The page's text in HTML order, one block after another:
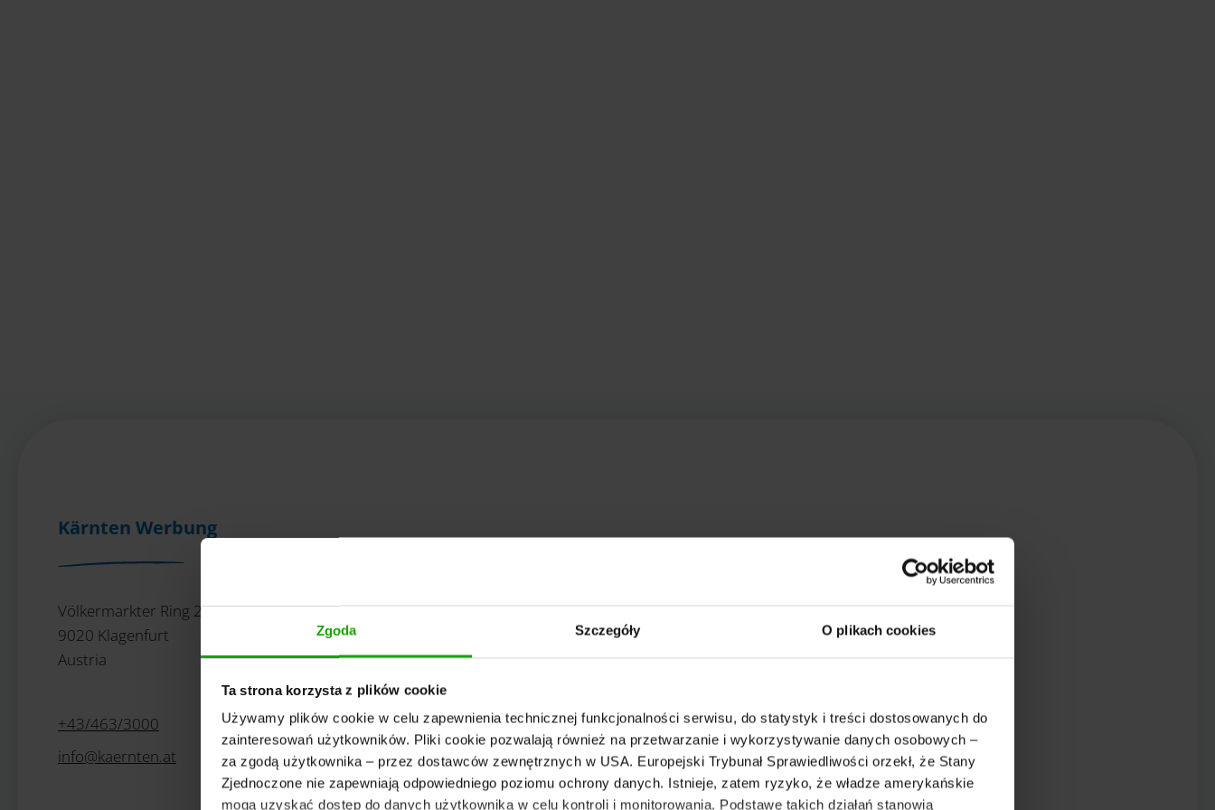
Zgoda Szczegóły O plikach cookies
Ta strona korzysta z plików cookie
Używamy plików cookie w celu zapewnienia technicznej funkcjonalności serwisu, do statystyk i treści dostosowanych do
zainteresowań użytkowników. Pliki cookie pozwalają również na przetwarzanie i wykorzystywanie danych osobowych –
za zgodą użytkownika – przez dostawców zewnętrznych w USA. Europejski Trybunał Sprawiedliwości orzekł, że Stany
Zjednoczone nie zapewniają odpowiedniego poziomu ochrony danych. Istnieje, zatem ryzyko, że władze amerykańskie
mogą uzyskać dostęp do danych użytkownika w celu kontroli i monitorowania. Podstawę takich działań stanowią
Kärnten Werbung
Völkermarkter Ring 21 - 23
9020 Klagenfurt
Austria
+43/463/3000
info@kaernten at